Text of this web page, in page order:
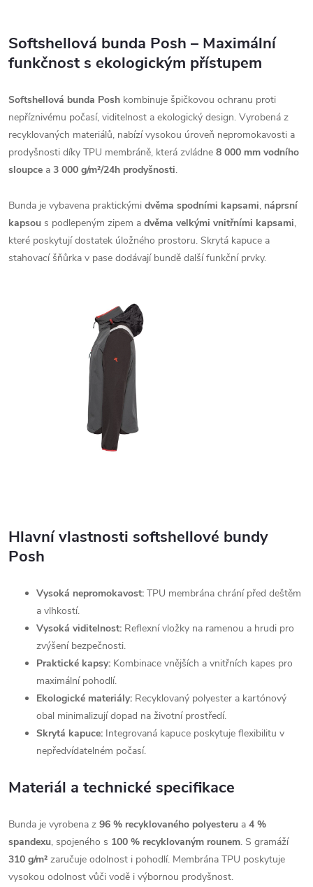
Softshellová bunda Posh – Maximální
funkčnost s ekologickým přístupem
Softshellová bunda Posh kombinuje špičkovou ochranu proti
nepříznivému počasí, viditelnost a ekologický design. Vyrobená z
recyklovaných materiálů, nabízí vysokou úroveň nepromokavosti a
prodyšnosti díky TPU membráně, která zvládne 8 000 mm vodního
sloupce a 3 000 g/m²/24h prodyšnosti.
Bunda je vybavena praktickými dvěma spodními kapsami, náprsní
kapsou s podlepeným zipem a dvěma velkými vnitřními kapsami,
které poskytují dostatek úložného prostoru. Skrytá kapuce a
stahovací šňůrka v pase dodávají bundě další funkční prvky.
Hlavní vlastnosti softshellové bundy
Posh
Vysoká nepromokavost: TPU membrána chrání před deštěm
a vlhkostí.
Vysoká viditelnost: Reflexní vložky na ramenou a hrudi pro
zvýšení bezpečnosti.
Praktické kapsy: Kombinace vnějších a vnitřních kapes pro
maximální pohodlí.
Ekologické materiály: Recyklovaný polyester a kartónový
obal minimalizují dopad na životní prostředí.
Skrytá kapuce: Integrovaná kapuce poskytuje flexibilitu v
nepředvídatelném počasí.
Materiál a technické specifikace
Bunda je vyrobena z 96 % recyklovaného polyesteru a 4 %
spandexu, spojeného s 100 % recyklovaným rounem. S gramáží
310 g/m² zaručuje odolnost i pohodlí. Membrána TPU poskytuje
vysokou odolnost vůči vodě i výbornou prodyšnost.